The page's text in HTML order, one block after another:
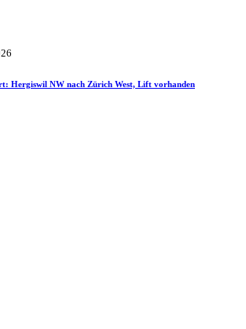
Hergiswil NW nach Zürich West, Lift vorhanden